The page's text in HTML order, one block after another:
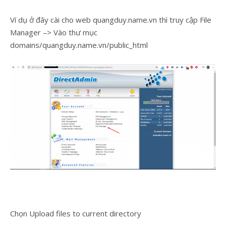
Ví dụ ở đây cài cho web quangduy.name.vn thì truy cập File
Manager –> Vào thư mục
domains/quangduy.name.vn/public_html
Chọn Upload files to current directory